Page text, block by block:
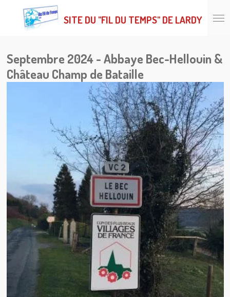
Passer
contenu
SITE DU "FIL DU TEMPS" DE LARDY
Septembre 2024 - Abbaye Bec-Hellouin &
Château Champ de Bataille